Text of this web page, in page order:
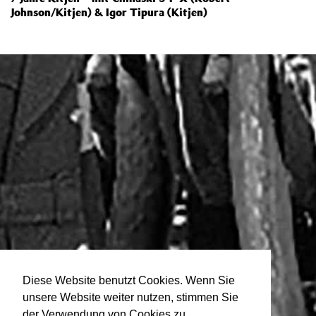
Diese Website benutzt Cookies. Wenn Sie
unsere Website weiter nutzen, stimmen Sie
Johnson/Kitjen) & Igor Tipura (Kitjen)